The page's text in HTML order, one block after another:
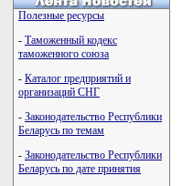
Полезные ресурсы
- Таможенный кодекс
таможенного союза
- Каталог предприятий и
организаций СНГ
- Законодательство Республики
Беларусь по темам
- Законодательство Республики
Беларусь по дате принятия